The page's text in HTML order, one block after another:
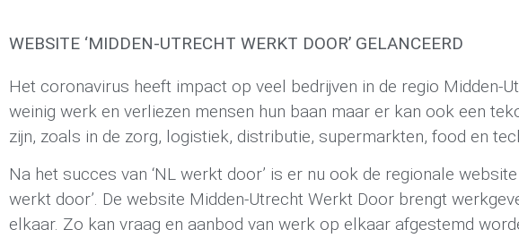
WEBSITE ‘MIDDEN-UTRECHT WERKT DOOR’ GELANCEERD
Het coronavirus heeft impact op veel bedrijven in de regio Midden-
weinig werk en verliezen mensen hun baan maar er kan ook een
zijn, zoals in de zorg, logistiek, distributie, supermarkten, food en
Na het succes van ‘NL werkt door’ is er nu ook de regionale
werkt door’. De website Midden-Utrecht Werkt Door brengt
elkaar. Zo kan vraag en aanbod van werk op elkaar afgestemd